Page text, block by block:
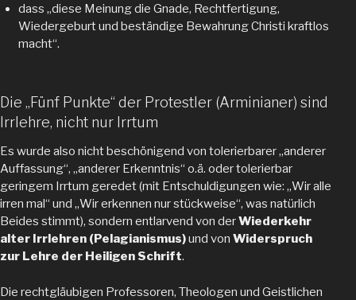
dass „diese Meinung die Gnade, Rechtfertigung,
Wiedergeburt und beständige Bewahrung Christi kraftlos
macht“.
Die „Fünf Punkte“ der Protestler (Arminianer) sind
Irrlehre, nicht nur Irrtum
Es wurde also nicht beschönigend von tolerierbarer „anderer
Auffassung“, „anderer Erkenntnis“ o.ä. oder tolerierbar
geringem Irrtum geredet (mit Entschuldigungen wie: „Wir alle
irren mal“ und „Wir erkennen nur stückweise“, was natürlich
Beides stimmt), sondern entlarvend von derWiederkehr
alter Irrlehren (Pelagianismus)und von Widerspruch
zur Lehre der Heiligen Schrift.
Die rechtgläubigen Professoren, Theologen und Geistlichen